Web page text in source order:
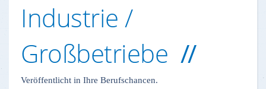
Industrie /
Großbetriebe
Veröffentlicht in Ihre Berufschancen.